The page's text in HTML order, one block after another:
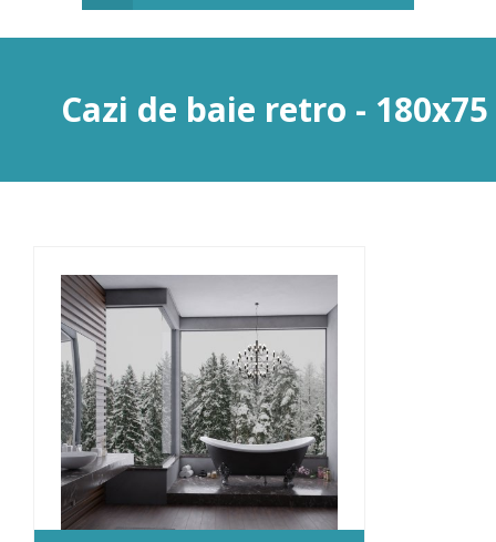
Cazi de baie retro -